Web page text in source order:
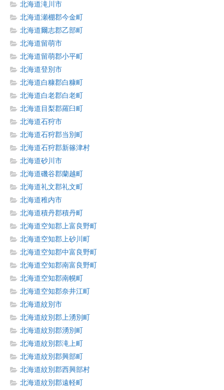
北海道滝川市
北海道瀬棚郡今金町
北海道爾志郡乙部町
北海道留萌市
北海道留萌郡小平町
北海道登別市
北海道白糠郡白糠町
北海道白老郡白老町
北海道目梨郡羅臼町
北海道石狩市
北海道石狩郡当別町
北海道石狩郡新篠津村
北海道砂川市
北海道磯谷郡蘭越町
北海道礼文郡礼文町
北海道稚内市
北海道積丹郡積丹町
北海道空知郡上富良野町
北海道空知郡上砂川町
北海道空知郡中富良野町
北海道空知郡南富良野町
北海道空知郡南幌町
北海道空知郡奈井江町
北海道紋別市
北海道紋別郡上湧別町
北海道紋別郡湧別町
北海道紋別郡滝上町
北海道紋別郡興部町
北海道紋別郡西興部村
北海道紋別郡遠軽町